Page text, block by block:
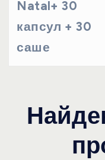
Natal+ 30
капсул + 30
саше